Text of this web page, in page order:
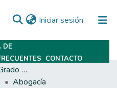
Iniciar sesión (current)
DE
CONTACTO
Trabajos Finales De Grado Y Posgrado
Abogacía